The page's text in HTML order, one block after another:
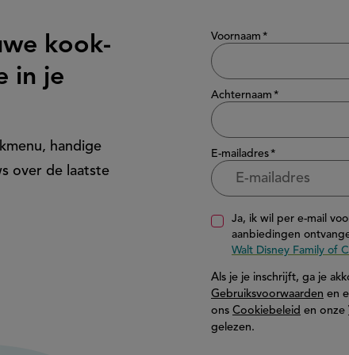
kook-
in je
handige
over de laatste
Show/hide
Voornaam
Achternaam
E-mailadres
Ja, ik wil per e-mail
aanbiedingen
Walt Disney Family of
Als je je inschrijft, ga je
Gebruiksvoorwaarden en
ons Cookiebeleid en onze
gelezen.